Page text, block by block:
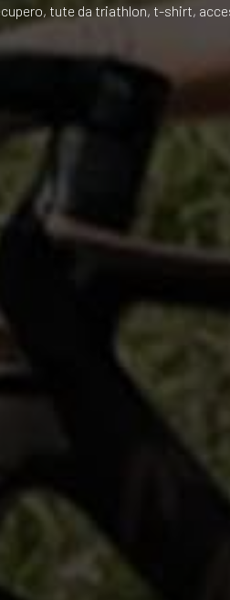
tute da triathlon, t-shirt,